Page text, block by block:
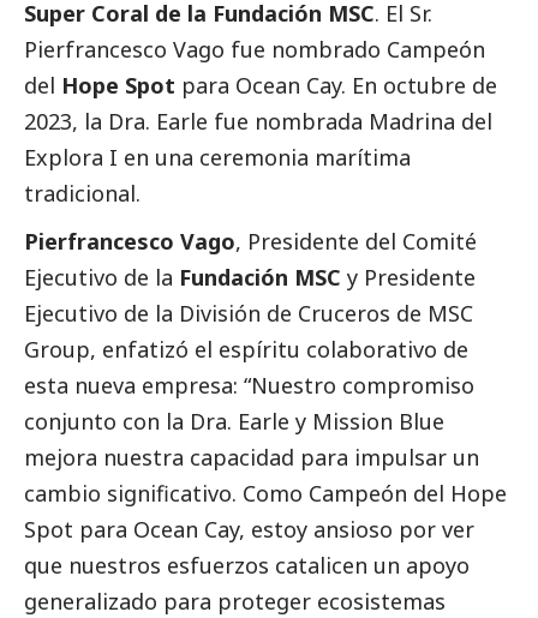
Super Coral de la Fundación MSC. El Sr.
Pierfrancesco Vago fue nombrado Campeón
del Hope Spot para Ocean Cay. En octubre de
2023, la Dra. Earle fue nombrada Madrina del
Explora I en una ceremonia marítima
tradicional.
Pierfrancesco Vago, Presidente del Comité
Ejecutivo de la Fundación MSC y Presidente
Ejecutivo de la División de Cruceros de MSC
Group, enfatizó el espíritu colaborativo de
esta nueva empresa: “Nuestro compromiso
conjunto con la Dra. Earle y Mission Blue
mejora nuestra capacidad para impulsar un
cambio significativo. Como Campeón del Hope
Spot para Ocean Cay, estoy ansioso por ver
que nuestros esfuerzos catalicen un apoyo
generalizado para proteger ecosistemas